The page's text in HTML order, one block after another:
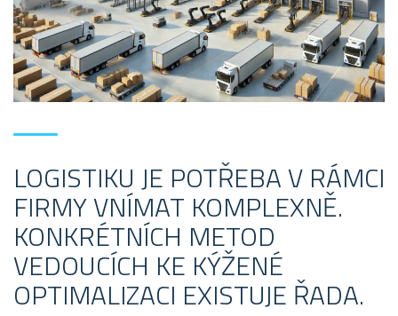
LOGISTIKU JE POTŘEBA V RÁMCI
FIRMY VNÍMAT KOMPLEXNĚ.
KONKRÉTNÍCH METOD
VEDOUCÍCH KE KÝŽENÉ
OPTIMALIZACI EXISTUJE ŘADA.